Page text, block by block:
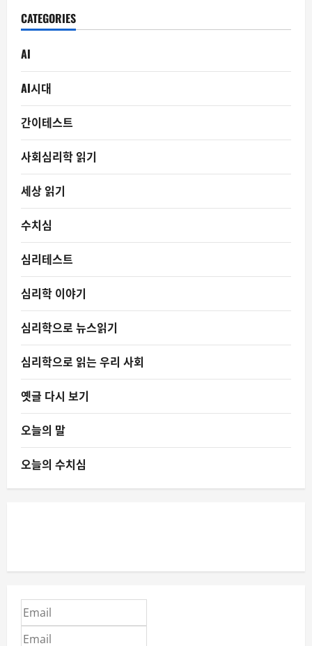
CATEGORIES
AI
AI시대
간이테스트
사회심리학 읽기
세상 읽기
수치심
심리테스트
심리학 이야기
심리학으로 뉴스읽기
심리학으로 읽는 우리 사회
옛글 다시 보기
오늘의 말
오늘의 수치심